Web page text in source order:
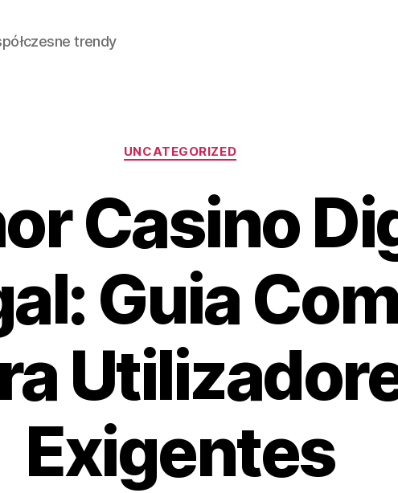
trendy
Kategorie
UNCATEGORIZED
Casino
Guia
Exigentes